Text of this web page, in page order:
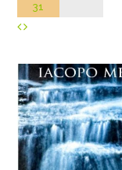
31